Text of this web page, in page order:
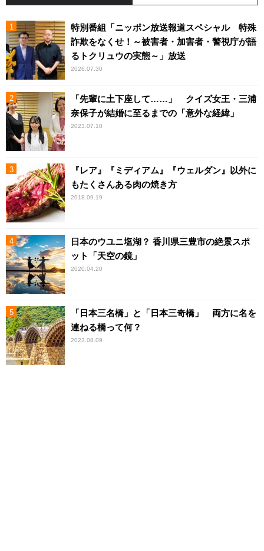
特別番組「ニッポン放送報道スペシャル 特殊
詐欺をなくせ！～被害者・加害者・警視庁が語
るトクリュウの実態～」放送
2026.07.30
「先輩に土下座して……」 クイズ女王・三浦
奈保子が結婚に至るまでの「意外な経緯」
2023.07.10
『レア』『ミディアム』『ウェルダン』以外に
もたくさんある肉の焼き方
2018.09.19
日本のウユニ塩湖？ 香川県三豊市の絶景スポ
ット「天空の鏡」
2020.04.20
「日本三名橋」と「日本三奇橋」 両方に名を
連ねる橋って何？
2023.08.09